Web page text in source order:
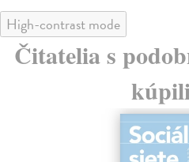
High-contrast mode
Čitatelia s